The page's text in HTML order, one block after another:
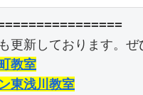
教室
東浅川教室